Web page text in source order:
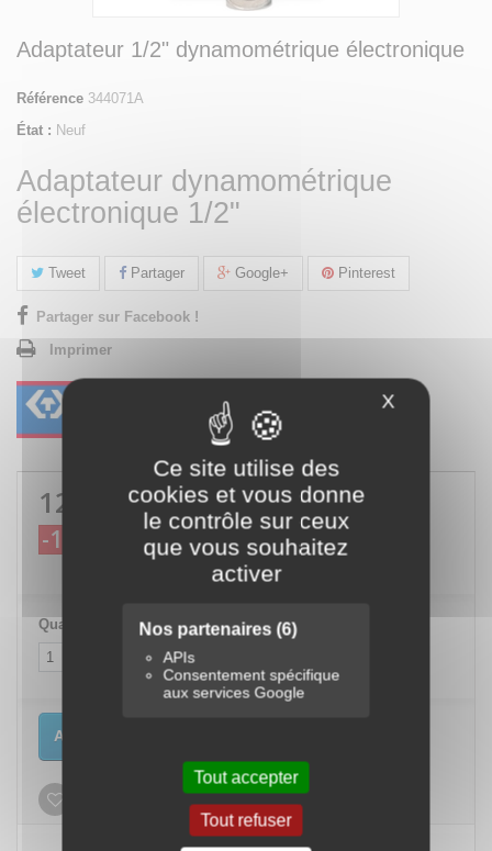
Ce site utilise des
cookies et vous donne
le contrôle sur ceux
que vous souhaitez
activer
Nos partenaires (6)
APIs
Consentement spécifique
aux services Google
Tout accepter
Tout refuser
X Masquer
Adaptateur 1/2" dynamométrique électronique
Référence 344071A
État : Neuf
Adaptateur dynamométrique
électronique 1/2"
Tweet Partager Google+ Pinterest
Partager sur Facebook !
Imprimer
127,22 €TTC
-10% 141,36 € TTC
Quantité
Ajouter au panier
Ajouter à ma liste d'envies